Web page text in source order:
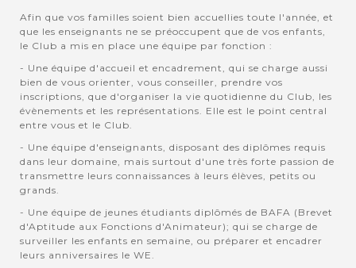
Afin que vos familles soient bien accuellies toute l'année, et
que les enseignants ne se préoccupent que de vos enfants,
le Club a mis en place une équipe par fonction :
- Une équipe d'accueil et encadrement, qui se charge aussi
bien de vous orienter, vous conseiller, prendre vos
inscriptions, que d'organiser la vie quotidienne du Club, les
évènements et les représentations. Elle est le point central
entre vous et le Club.
- Une équipe d'enseignants, disposant des diplômes requis
dans leur domaine, mais surtout d'une très forte passion de
transmettre leurs connaissances à leurs élèves, petits ou
grands.
- Une équipe de jeunes étudiants diplômés de BAFA (Brevet
d'Aptitude aux Fonctions d'Animateur); qui se charge de
surveiller les enfants en semaine, ou préparer et encadrer
leurs anniversaires le WE.